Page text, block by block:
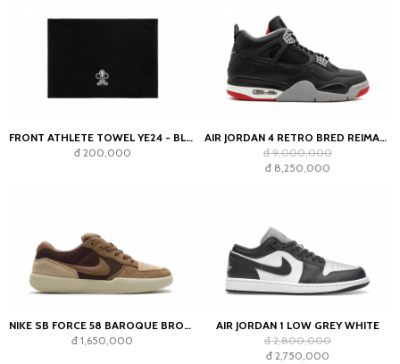
FRONT ATHLETE TOWEL YE24 - BLACK
đ 200,000
AIR JORDAN 4 RETRO BRED REIMAGINED
đ 9,000,000
đ 8,250,000
NIKE SB FORCE 58 BAROQUE BROWN PARACHUTE BEIGE DESERT KHAKI MOSSWOOD BROWN
đ 1,650,000
AIR JORDAN 1 LOW GREY WHITE
đ 2,800,000
đ 2,750,000